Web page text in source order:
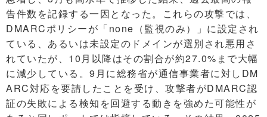
告件数を記録する一因となった。これらの攻撃では、
DMARCポリシーが「none（監視のみ）」に設定され
ている、あるいは未設定のドメインが選別され悪用さ
れていたが、10月以降はその割合が約27.0%まで大幅
に減少している。9月に総務省が通信事業者に対しDM
ARC対応を要請したことを受け、攻撃者がDMARC認
証の失敗による検知を回避する動きを強めた可能性が